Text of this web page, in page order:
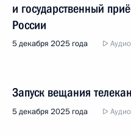
и государственный
России
5 декабря 2025 года
Запуск вещания
5 декабря 2025 года